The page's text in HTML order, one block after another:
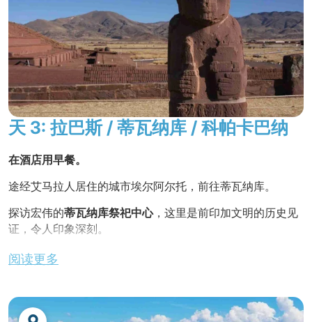
拿浴室、酒吧和纪念品商店。 高要求客户期待已久
的新选择。
网址 :www.potosihotel.com
苏克雷
Hotel Samary ****或同级酒店
Samaryvous 酒店位于苏克雷市中心，距离中央广
场仅 400 米，这里的建筑、风俗习惯......无不让人
您将在酒店内看到村庄的广场、教堂、特洛凯式建
筑和五颜六色的外墙。 早餐时，您可以品尝到新鲜
的自制面包和 "api"（玉米传统饮料）。
话、有线电视、暖气
22:00）。
多纪念品。 最后，参观建于 1745 年的
圣弗朗西斯科教堂 ，
它被认为是拉巴斯最美丽的殖民时期建筑。 其宏伟的巴洛克
式外墙具有梅蒂斯风格的影响。
金巴雅拉丁美洲独家特色！
拉巴斯之行的最后一站是在洛斯安第斯街（Los Andes）上
骑行，那里的工匠和绣娘常年为民间节日和奥鲁罗狂欢节制
作服装。
在一家典型的餐厅享用午餐。
下午前往位于拉巴斯南部的 月球 景观-- 月亮谷 。 它以风雨侵
蚀的岩层而闻名，这些岩层形成了一系列火山口、凹坑和雕
刻柱。
不含晚餐。夜宿酒店。
天 3: 拉巴斯 / 蒂瓦纳库 / 科帕卡巴纳
在酒店用早餐。
途经艾马拉人居住的城市埃尔阿尔托，前往蒂瓦纳库。
探访宏伟的蒂瓦纳库祭祀中心，这里是前印加文明的历史见
证，令人印象深刻。
漫步于这座神秘古迹的神庙和雕像之间，参观
在遗址附近的一家餐厅享用午餐。
阅读更多